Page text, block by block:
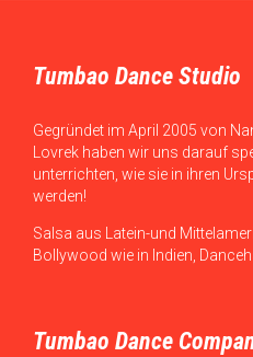
Tumbao Dance Studio
Gegründet im April 2005 von
Lovrek haben wir uns darauf
unterrichten, wie sie in ihren
werden!
Salsa aus Latein-und
Bollywood wie in Indien,
Tumbao Dance